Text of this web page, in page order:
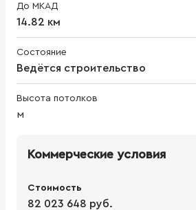
До МКАД
14.82 км
Состояние
Ведётся строительство
Высота потолков
м
Коммерческие условия
Стоимость
82 023 648 руб.